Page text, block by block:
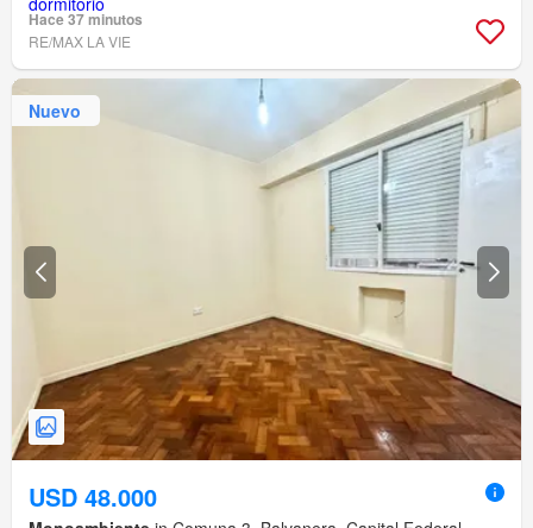
Hace 37 minutos
RE/MAX LA VIE
Nuevo
USD 48.000